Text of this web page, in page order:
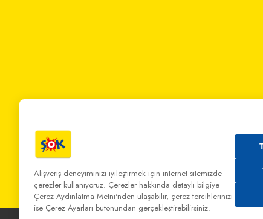
Bizi Arayın:0 850 808 00 00Bize Yazın:
Alışveriş deneyiminizi iyileştirmek için internet sitemizde
çerezler kullanıyoruz. Çerezler hakkında detaylı bilgiye
Çerez Aydınlatma Metni'nden ulaşabilir, çerez tercihlerinizi
ise Çerez Ayarları butonundan gerçekleştirebilirsiniz.